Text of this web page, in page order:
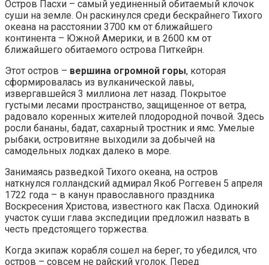
Остров Пасхи – самый уединенный обитаемый клочок
суши на земле. Он раскинулся среди бескрайнего Тихого
океана на расстоянии 3700 км от ближайшего
континента – Южной Америки, и в 2600 км от
ближайшего обитаемого острова Питкейрн.
Этот остров – вершина огромной горы, которая
сформировалась из вулканической лавы,
извергавшейся 3 миллиона лет назад. Покрытое
густыми лесами пространство, защищенное от ветра,
радовало коренных жителей плодородной почвой. Здесь
росли бананы, бадат, сахарный тростник и ямс. Умелые
рыбаки, островитяне выходили за добычей на
самодельных лодках далеко в море.
Занимаясь разведкой Тихого океана, на остров
наткнулся голландский адмирал Якоб Роггевен 5 апреля
1722 года – в канун православного праздника
Воскресения Христова, известного как Пасха. Одинокий
участок суши глава экспедиции предложил назвать в
честь предстоящего торжества.
Когда экипаж корабля сошел на берег, то убедился, что
остров – совсем не райский уголок. Перед